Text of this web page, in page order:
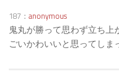
187： anonymous
鬼丸が勝って思わず立ち
ごいかわいいと思ってしま